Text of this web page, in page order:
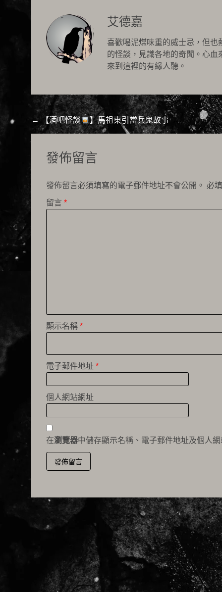
艾德嘉
喜歡喝泥煤味重的威士忌，但也
的怪談，見識各地的奇聞。心
來到這裡的有緣人聽。
Post
navigation
← 【酒吧怪談 】馬祖東引當兵鬼故事
發佈留言
發佈留言必須填寫的電子郵件地址不會公開。 必
留言 *
顯示名稱 *
電子郵件地址 *
個人網站網址
在瀏覽器中儲存顯示名稱、電子郵件地址及個人